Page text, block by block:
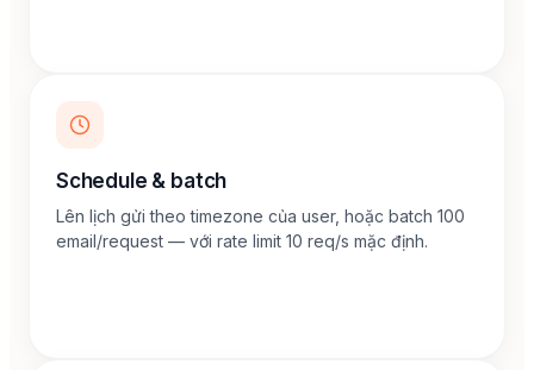
Schedule & batch
Lên lịch gửi theo timezone của user, hoặc batch 100
email/request — với rate limit 10 req/s mặc định.